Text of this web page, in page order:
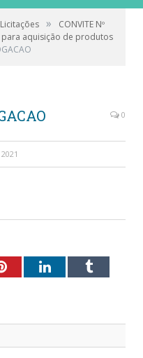
Licitações »
CONVITE Nº
aquisição de produtos
0
PinterestLinkedInTumblr